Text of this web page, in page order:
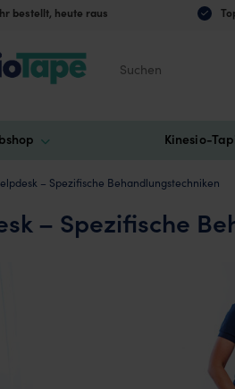
bestellt, heute raus
Kinesio-
– Spezifische Behandlungstechniken
– Spezifische